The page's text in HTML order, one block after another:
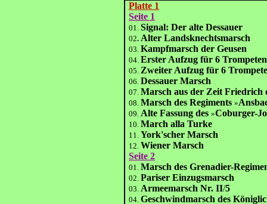
Platte 1
Seite 1
01.Signal: Der alte Dessauer
02.Alter Landsknechtsmarsch
03. Kampfmarsch der Geusen
04. Erster Aufzug für 6 Trompeten
05. Zweiter Aufzug für 6
06.Dessauer Marsch
07. Marsch aus der Zeit Friedrich
08. Marsch des Regiments»
09. Alte Fassung des»Coburger-
10.March alla Turke
11. York'scher Marsch
12. Wiener Marsch
Seite 2
01. Marsch des Grenadier-
02. Pariser Einzugsmarsch
03. Armeemarsch Nr. II/5
04. Geschwindmarsch des